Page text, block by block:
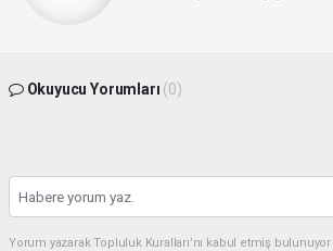
Okuyucu Yorumları (0)
Yorum yazarak Topluluk Kuralları’nı kabul etmiş